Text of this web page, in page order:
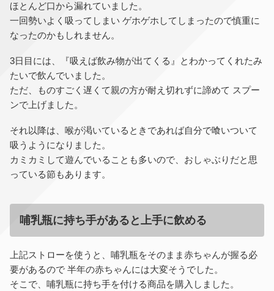
ほとんど口から漏れていました。
一回勢いよく吸ってしまい ゲホゲホしてしまったので慎重に
なったのかもしれません。
3日目には、『吸えば飲み物が出てくる』とわかってくれたみ
たいで飲んでいました。
ただ、ものすごく遅くて親の方が耐え切れずに諦めて スプー
ンで上げました。
それ以降は、喉が渇いているときであれば自分で喰いついて
吸うようになりました。
カミカミして遊んでいることも多いので、おしゃぶりだと思
っている節もあります。
哺乳瓶に持ち手があると上手に飲める
上記ストローを使うと、哺乳瓶をそのまま赤ちゃんが握る必
要があるので 半年の赤ちゃんには大変そうでした。
そこで、哺乳瓶に持ち手を付ける商品を購入しました。